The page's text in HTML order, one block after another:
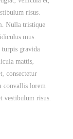
risus.
Nulla tristique
mus.
turpis gravida
mattis,
consectetur
convallis lorem
vestibulum risus.